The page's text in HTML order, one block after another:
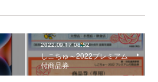
2022.09.17 08:52
しこちゅ～2022プレミアム
付商品券